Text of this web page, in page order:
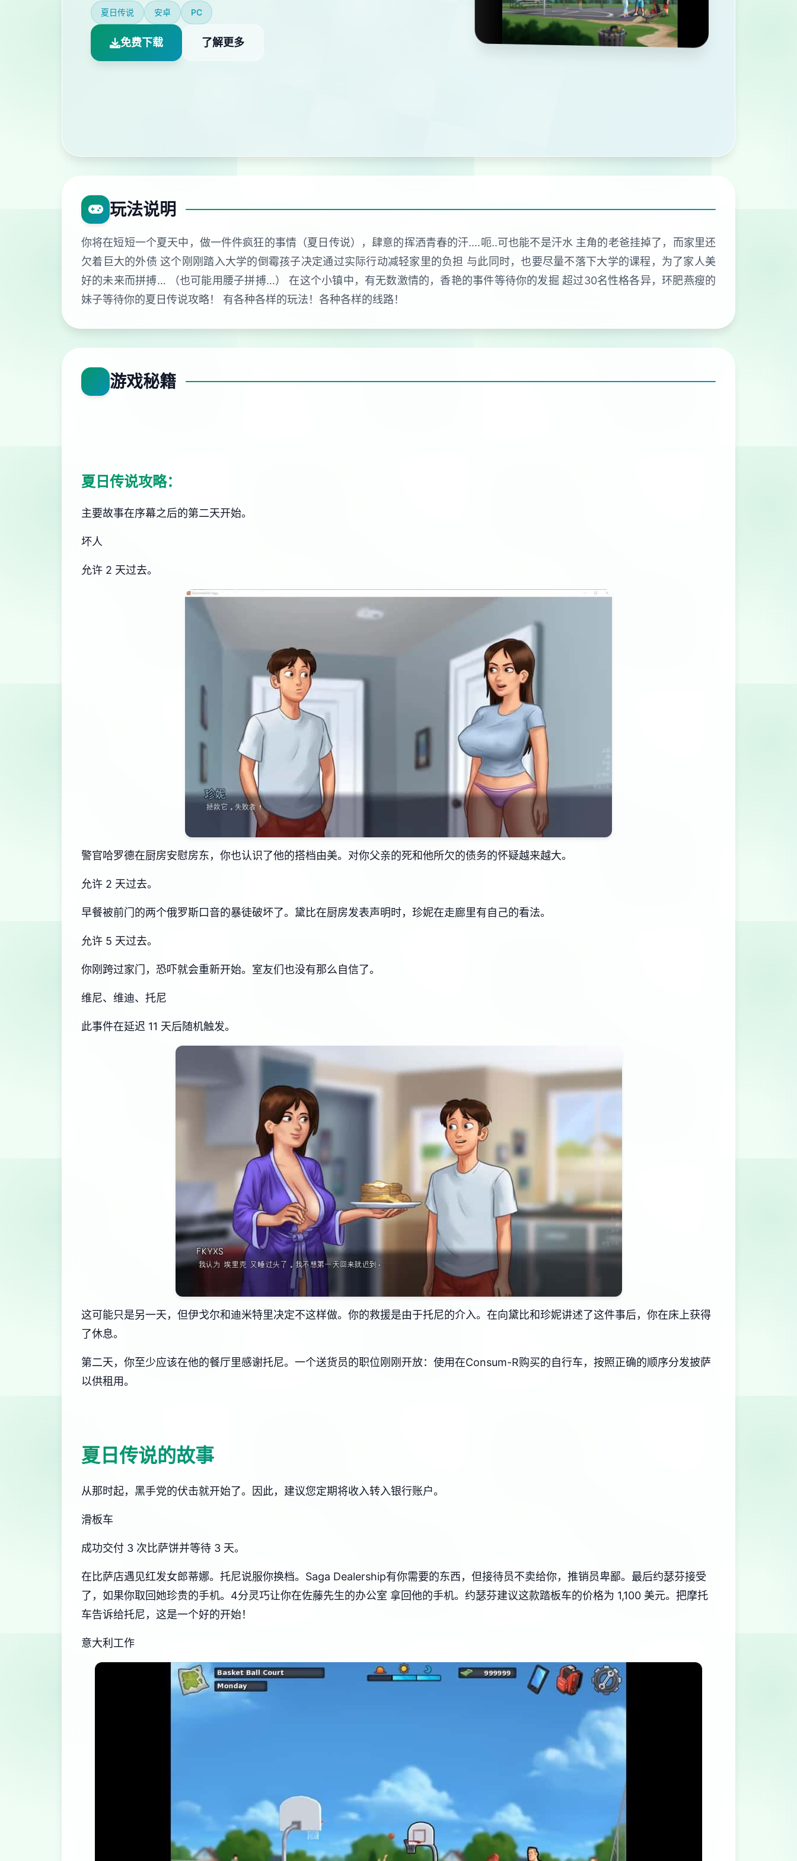
夏日传说 安卓 PC
免费下载 了解更多
玩法说明
你将在短短一个夏天中，做一件件疯狂的事情（夏日传说），肆意的挥洒青春的汗….呃..可也能不是汗水 主角的老爸挂掉了，而家里还
欠着巨大的外债 这个刚刚踏入大学的倒霉孩子决定通过实际行动减轻家里的负担 与此同时，也要尽量不落下大学的课程，为了家人美
好的未来而拼搏… （也可能用腰子拼搏…） 在这个小镇中，有无数激情的，香艳的事件等待你的发掘 超过30名性格各异，环肥燕瘦的
妹子等待你的夏日传说攻略！ 有各种各样的玩法！各种各样的线路！
游戏秘籍
夏日传说攻略：
主要故事在序幕之后的第二天开始。
坏人
允许 2 天过去。
警官哈罗德在厨房安慰房东，你也认识了他的搭档由美。对你父亲的死和他所欠的债务的怀疑越来越大。
允许 2 天过去。
早餐被前门的两个俄罗斯口音的暴徒破坏了。黛比在厨房发表声明时，珍妮在走廊里有自己的看法。
允许 5 天过去。
你刚跨过家门，恐吓就会重新开始。室友们也没有那么自信了。
维尼、维迪、托尼
此事件在延迟 11 天后随机触发。
这可能只是另一天，但伊戈尔和迪米特里决定不这样做。你的救援是由于托尼的介入。在向黛比和珍妮讲述了这件事后，你在床上获得
了休息。
第二天，你至少应该在他的餐厅里感谢托尼。一个送货员的职位刚刚开放：使用在Consum-R购买的自行车，按照正确的顺序分发披萨
以供租用。
夏日传说的故事
从那时起，黑手党的伏击就开始了。因此，建议您定期将收入转入银行账户。
滑板车
成功交付 3 次比萨饼并等待 3 天。
在比萨店遇见红发女郎蒂娜。托尼说服你换档。Saga Dealership有你需要的东西，但接待员不卖给你，推销员卑鄙。最后约瑟芬接受
了，如果你取回她珍贵的手机。4分灵巧让你在佐藤先生的办公室 拿回他的手机。约瑟芬建议这款踏板车的价格为 1,100 美元。把摩托
车告诉给托尼，这是一个好的开始！
意大利工作